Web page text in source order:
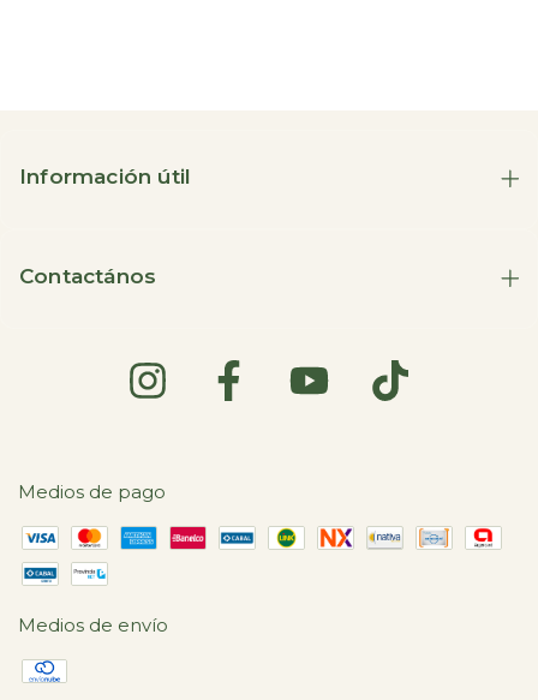
Información útil
Contactános
Medios de pago
Medios de envío